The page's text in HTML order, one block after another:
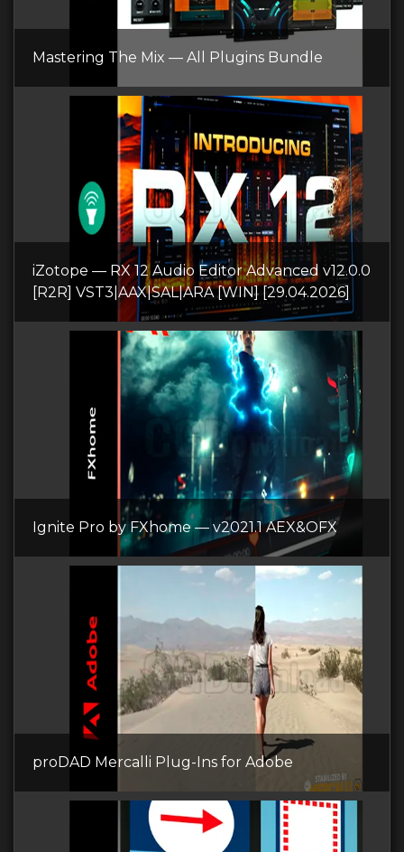
Mastering The Mix — All Plugins Bundle
iZotope — RX 12 Audio Editor Advanced v12.0.0
[R2R] VST3|AAX|SAL|ARA [WIN] [29.04.2026]
Ignite Pro by FXhome — v2021.1 AEX&OFX
proDAD Mercalli Plug-Ins for Adobe